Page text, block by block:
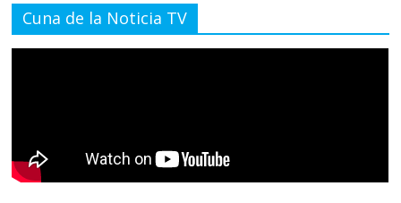
Cuna de la Noticia TV